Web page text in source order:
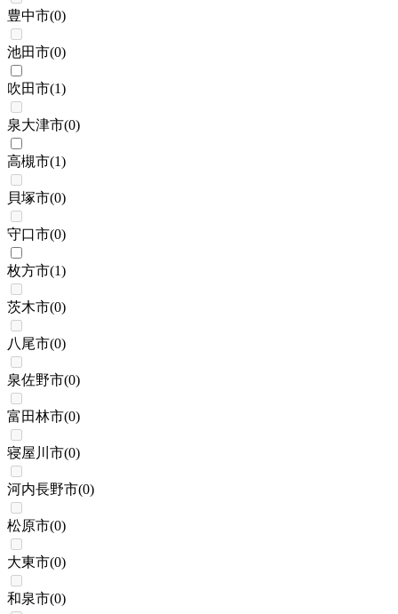
豊中市(0)
池田市(0)
吹田市(1)
泉大津市(0)
高槻市(1)
貝塚市(0)
守口市(0)
枚方市(1)
茨木市(0)
八尾市(0)
泉佐野市(0)
富田林市(0)
寝屋川市(0)
河内長野市(0)
松原市(0)
大東市(0)
和泉市(0)